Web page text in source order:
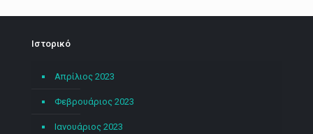
Ιστορικό
Απρίλιος 2023
Φεβρουάριος 2023
Ιανουάριος 2023